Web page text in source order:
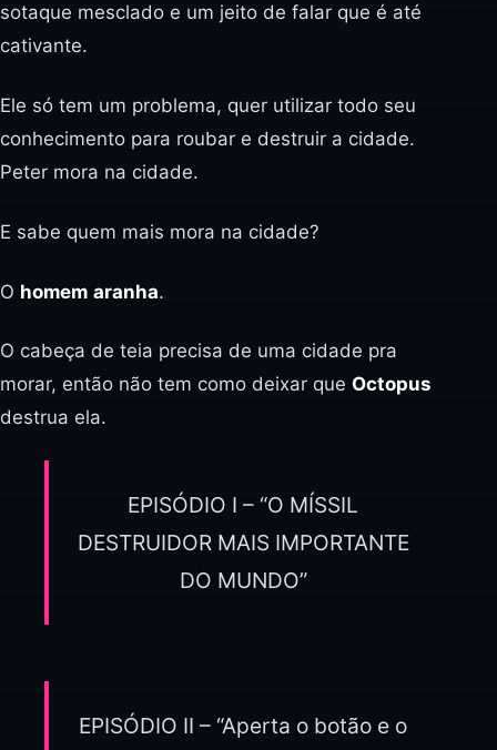
sotaque mesclado e um jeito de falar que é até
cativante.
Ele só tem um problema, quer utilizar todo seu
conhecimento para roubar e destruir a cidade.
Peter mora na cidade.
E sabe quem mais mora na cidade?
O homem aranha.
O cabeça de teia precisa de uma cidade pra
morar, então não tem como deixar que Octopus
destrua ela.
EPISÓDIO I – “O MÍSSIL
DESTRUIDOR MAIS IMPORTANTE
DO MUNDO”
EPISÓDIO II – “Aperta o botão e o